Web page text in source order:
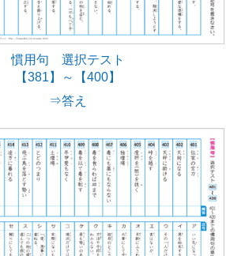
慣用句 選択テスト
【381】～【400】
⇒答え